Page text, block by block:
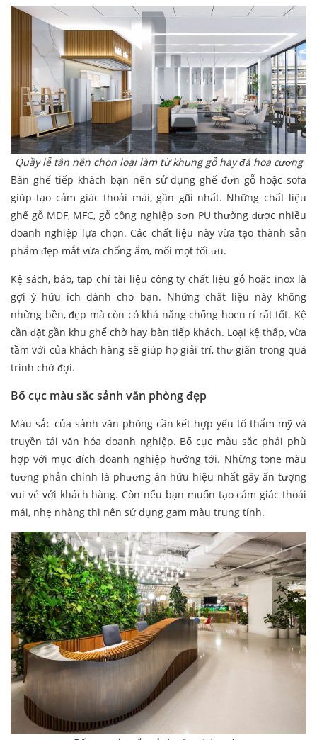
Quầy lễ tân nên chọn loại làm từ khung gỗ hay đá hoa cương
Bàn ghế tiếp khách bạn nên sử dụng ghế đơn gỗ hoặc sofa
giúp tạo cảm giác thoải mái, gần gũi nhất. Những chất liệu
ghế gỗ MDF, MFC, gỗ công nghiệp sơn PU thường được nhiều
doanh nghiệp lựa chọn. Các chất liệu này vừa tạo thành sản
phẩm đẹp mắt vừa chống ẩm, mối mọt tối ưu.
Kệ sách, báo, tạp chí tài liệu công ty chất liệu gỗ hoặc inox là
gợi ý hữu ích dành cho bạn. Những chất liệu này không
những bền, đẹp mà còn có khả năng chống hoen rỉ rất tốt. Kệ
cần đặt gần khu ghế chờ hay bàn tiếp khách. Loại kệ thấp, vừa
tầm với của khách hàng sẽ giúp họ giải trí, thư giãn trong quá
trình chờ đợi.
Bố cục màu sắc sảnh văn phòng đẹp
Màu sắc của sảnh văn phòng cần kết hợp yếu tố thẩm mỹ và
truyền tải văn hóa doanh nghiệp. Bố cục màu sắc phải phù
hợp với mục đích doanh nghiệp hướng tới. Những tone màu
tương phản chính là phương án hữu hiệu nhất gây ấn tượng
vui vẻ với khách hàng. Còn nếu bạn muốn tạo cảm giác thoải
mái, nhẹ nhàng thì nên sử dụng gam màu trung tính.